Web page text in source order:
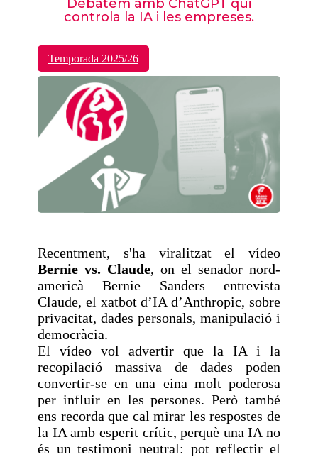
Debatem amb ChatGPT qui
controla la IA i les empreses.
Temporada 2025/26
Recentment, s'ha viralitzat el vídeo
Bernie vs. Claude, on el senador nord-
americà Bernie Sanders entrevista
Claude, el xatbot d’IA d’Anthropic, sobre
privacitat, dades personals, manipulació i
democràcia.
El vídeo vol advertir que la IA i la
recopilació massiva de dades poden
convertir-se en una eina molt poderosa
per influir en les persones. Però també
ens recorda que cal mirar les respostes de
la IA amb esperit crític, perquè una IA no
és un testimoni neutral: pot reflectir el